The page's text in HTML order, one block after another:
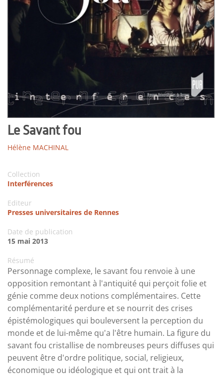
Le Savant fou
Hélène MACHINAL
Collection
Interférences
Editeur
Presses universitaires de Rennes
Date de publication
15 mai 2013
Résumé
Personnage complexe, le savant fou renvoie à une
opposition remontant à l'antiquité qui perçoit folie et
génie comme deux notions complémentaires. Cette
complémentarité perdure et se nourrit des crises
épistémologiques qui bouleversent la perception du
monde et de lui-même qu'a l'être humain. La figure du
savant fou cristallise de nombreuses peurs diffuses qui
peuvent être d'ordre politique, social, religieux,
économique ou idéologique et qui ont trait à la